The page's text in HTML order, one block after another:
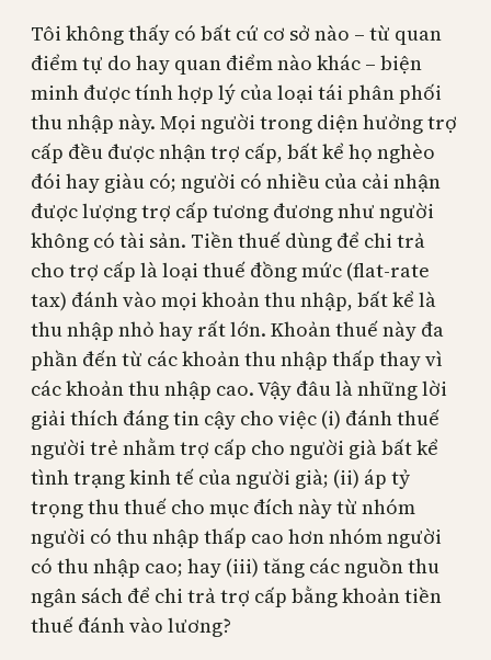
Tôi không thấy có bất cứ cơ sở nào – từ quan
điểm tự do hay quan điểm nào khác – biện
minh được tính hợp lý của loại tái phân phối
thu nhập này. Mọi người trong diện hưởng trợ
cấp đều được nhận trợ cấp, bất kể họ nghèo
đói hay giàu có; người có nhiều của cải nhận
được lượng trợ cấp tương đương như người
không có tài sản. Tiền thuế dùng để chi trả
cho trợ cấp là loại thuế đồng mức (flat-rate
tax) đánh vào mọi khoản thu nhập, bất kể là
thu nhập nhỏ hay rất lớn. Khoản thuế này đa
phần đến từ các khoản thu nhập thấp thay vì
các khoản thu nhập cao. Vậy đâu là những lời
giải thích đáng tin cậy cho việc (i) đánh thuế
người trẻ nhằm trợ cấp cho người già bất kể
tình trạng kinh tế của người già; (ii) áp tỷ
trọng thu thuế cho mục đích này từ nhóm
người có thu nhập thấp cao hơn nhóm người
có thu nhập cao; hay (iii) tăng các nguồn thu
ngân sách để chi trả trợ cấp bằng khoản tiền
thuế đánh vào lương?